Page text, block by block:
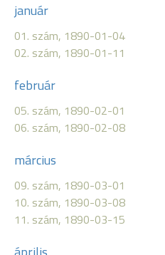
január
01. szám, 1890-01-04
02. szám, 1890-01-11
február
05. szám, 1890-02-01
06. szám, 1890-02-08
március
09. szám, 1890-03-01
10. szám, 1890-03-08
11. szám, 1890-03-15